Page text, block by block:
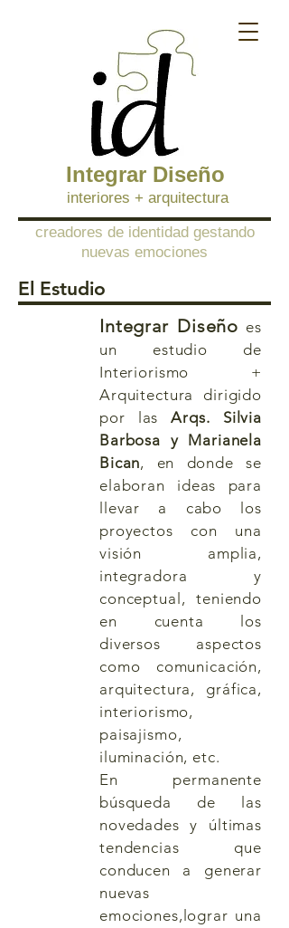
Integrar Diseño
+ arquitectura
​creadores de identidad gestando
nuevas emociones
El Estudio
Integrar Diseño es
un estudio de
Interiorismo +
Arquitectura dirigido
por lasArqs. Silvia
Barbosa y Marianela
Bican, en donde se
elaboran ideas para
llevar a cabo los
proyectos con una
visión amplia,
integradora y
conceptual, teniendo
en cuenta los
diversos aspectos
como comunicación,
arquitectura, gráfica,
interiorismo,
paisajismo,
iluminación, etc.
En permanente
búsqueda de las
novedades y últimas
tendencias que
conducen a generar
nuevas
emociones,lograr una